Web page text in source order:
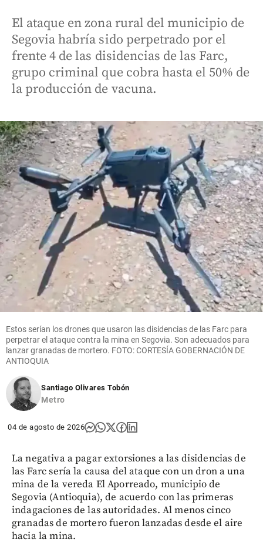
El ataque en zona rural del municipio de
Segovia habría sido perpetrado por el
frente 4 de las disidencias de las Farc,
grupo criminal que cobra hasta el 50% de
la producción de vacuna.
Estos serían los drones que usaron las disidencias de las Farc para
perpetrar el ataque contra la mina en Segovia. Son adecuados para
lanzar granadas de mortero. FOTO: CORTESÍA GOBERNACIÓN DE
ANTIOQUIA
Santiago Olivares Tobón
Metro
04 de agosto de 2026
La negativa a pagar extorsiones a las disidencias de
las Farc sería la causa del ataque con un dron a una
mina de la vereda El Aporreado, municipio de
Segovia (Antioquia), de acuerdo con las primeras
indagaciones de las autoridades. Al menos cinco
granadas de mortero fueron lanzadas desde el aire
hacia la mina.